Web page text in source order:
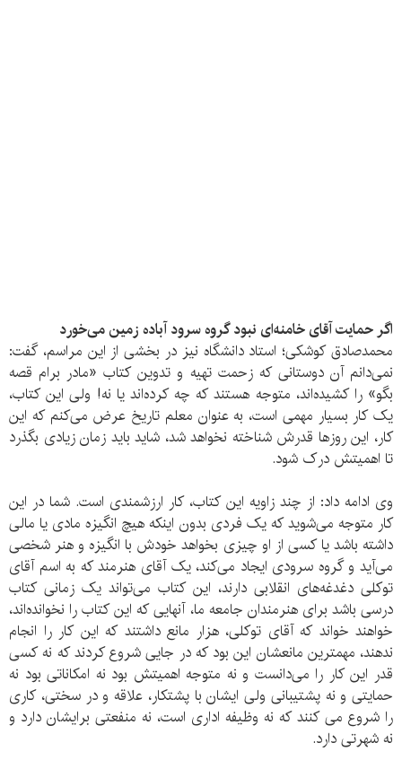
اگر حمایت آقای خامنه‌ای نبود گروه سرود آباده زمین می‌خورد
محمدصادق کوشکی؛ استاد دانشگاه نیز در بخشی از این مراسم، گفت:
نمی‌دانم آن دوستانی که زحمت تهیه و تدوین کتاب «مادر برام قصه
بگو» را کشیده‌اند، متوجه هستند که چه کرده‌اند یا نه! ولی این کتاب،
یک کار بسیار مهمی است، به عنوان معلم تاریخ عرض می‌کنم که این
کار، این روزها قدرش شناخته نخواهد شد، شاید باید زمان زیادی بگذرد
تا اهمیتش درک شود.
وی ادامه داد: از چند زاویه این کتاب، کار ارزشمندی است. شما در این
کار متوجه می‌شوید که یک فردی بدون اینکه هیچ انگیزه مادی یا مالی
داشته باشد یا کسی از او چیزی بخواهد خودش با انگیزه و هنر شخصی
می‌آید و گروه سرودی ایجاد می‌کند، یک آقای هنرمند که به اسم آقای
توکلی دغدغه‌های انقلابی دارند، این کتاب می‌تواند یک زمانی کتاب
درسی باشد برای هنرمندان جامعه ما، آنهایی که این کتاب را نخوانده‌اند،
خواهند خواند که آقای توکلی، هزار مانع داشتند که این کار را انجام
ندهند، مهمترین مانعشان این بود که در جایی شروع کردند که نه کسی
قدر این کار را می‌دانست و نه متوجه اهمیتش بود نه امکاناتی بود نه
حمایتی و نه پشتیبانی ولی ایشان با پشتکار، علاقه و در سختی، کاری
را شروع می کنند که نه وظیفه اداری است، نه منفعتی برایشان دارد و
نه شهرتی دارد.